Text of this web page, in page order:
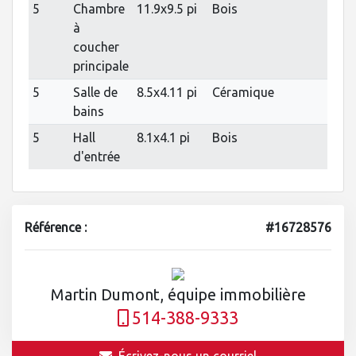
5
Chambre
à
coucher
principale
11.9x9.5 pi Bois
5
Salle de
bains
8.5x4.11 pi Céramique
5
Hall
d'entrée
8.1x4.1 pi Bois
Référence : #16728576
Martin Dumont, équipe immobilière
514-388-9333